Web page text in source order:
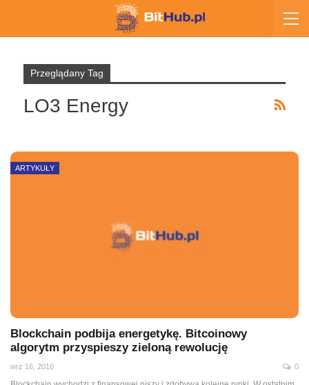
Przeglądany Tag
LO3 Energy
ARTYKUŁY
Blockchain podbija energetykę. Bitcoinowy
algorytm przyspieszy zieloną rewolucję
wrz 16, 2016 0